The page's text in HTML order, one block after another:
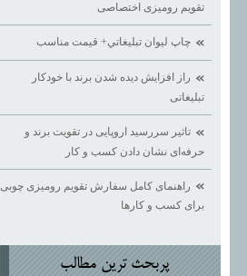
تقویم رومیزی اختصاصی
چاپ ليوان تبليغاتي+ قيمت مناسب
راز افزایش دیده ‌شدن برند با خودکار
تبلیغاتی
تاثیر سررسید اروپایی در تقویت برند و
حرفه‌ای نشان دادن کسب ‌و کار
راهنمای کامل سفارش تقویم رومیزی چوبی
برای کسب ‌و کارها
پربحث ترين مطالب